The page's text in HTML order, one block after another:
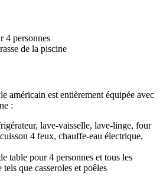
4 personnes
de la piscine
américain est entièrement équipée avec
:
lave-vaisselle, lave-linge, four
4 feux, chauffe-eau électrique,
table pour 4 personnes et tous les
que casseroles et poêles